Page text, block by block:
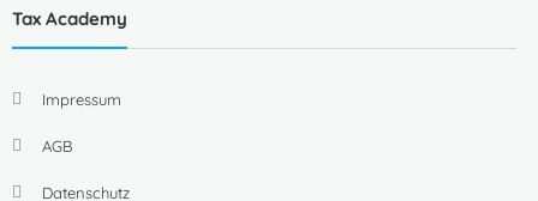
Tax Academy
Impressum
AGB
Datenschutz